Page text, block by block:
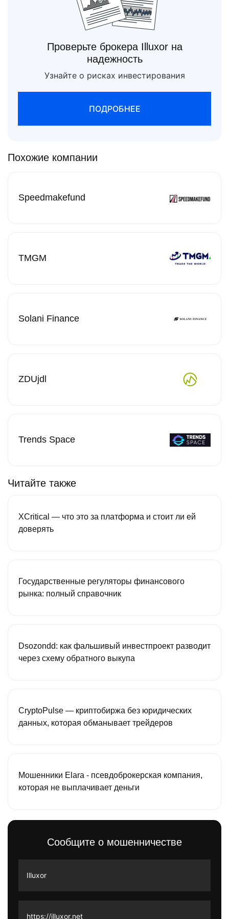
Проверьте брокера Illuxor на
надежность
Узнайте о рисках инвестирования
ПОДРОБНЕЕ
Похожие компании
Speedmakefund
TMGM
Solani Finance
ZDUjdl
Trends Space
Читайте также
XCritical — что это за платформа и стоит ли ей
доверять
Государственные регуляторы финансового
рынка: полный справочник
Dsozondd: как фальшивый инвестпроект разводит
через схему обратного выкупа
CryptoPulse — криптобиржа без юридических
данных, которая обманывает трейдеров
Мошенники Elara - псевдоброкерская компания,
которая не выплачивает деньги
Сообщите о мошенничестве